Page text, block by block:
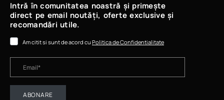
Intră în comunitatea noastră și primește
direct pe email noutăți, oferte exclusive și
recomandări utile.
Am citit si sunt de acord cu Politica de Confidentialitate
ABONARE